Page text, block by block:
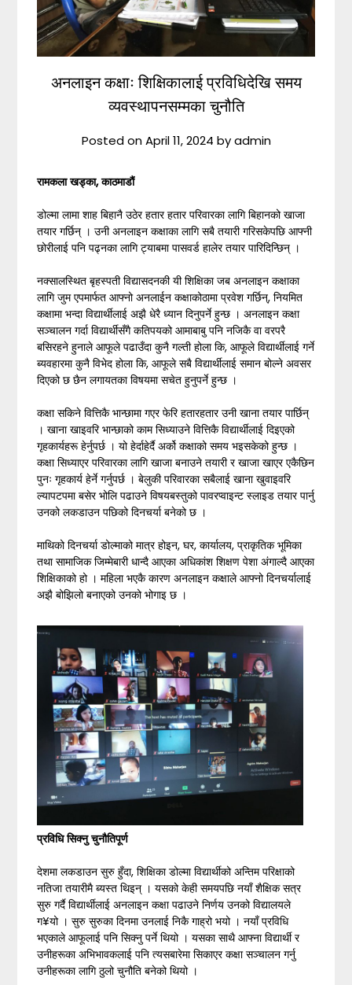
अनलाइन कक्षाः शिक्षिकालाई प्रविधिदेखि समय
व्यवस्थापनसम्मका चुनौति
Posted onApril 11, 2024 byadmin
रामकला खड्का,काठमाडौं
डोल्मा लामा शाह बिहानै उठेर हतार हतार परिवारका लागि बिहानको खाजा
तयार गर्छिन् । उनी अनलाइन कक्षाका लागि सबै तयारी गरिसकेपछि आफ्नी
छोरीलाई पनि पढ्नका लागि ट्याबमा पासवर्ड हालेर तयार पारिदिन्छिन् ।
नक्सालस्थित बृहस्पती विद्यासदनकी यी शिक्षिका जब अनलाइन कक्षाका
लागि जुम एपमार्फत आफ्नो अनलाईन कक्षाकोठामा प्रवेश गर्छिन्, नियमित
कक्षामा भन्दा विद्यार्थीलाई अझै धेरै ध्यान दिनुपर्ने हुन्छ । अनलाइन कक्षा
सञ्चालन गर्दा विद्यार्थीसँगै कतिपयको आमाबाबु पनि नजिकै वा वरपरै
बसिरहने हुनाले आफूले पढाउँदा कुनै गल्ती होला कि, आफूले विद्यार्थीलाई गर्ने
ब्यवहारमा कुनै विभेद होला कि, आफूले सबै विद्यार्थीलाई समान बोल्ने अवसर
दिएको छ छैन लगायतका विषयमा सचेत हुनुपर्ने हुन्छ ।
कक्षा सकिने वित्तिकै भान्छामा गएर फेरि हतारहतार उनी खाना तयार पार्छिन्
। खाना खाइवरि भान्छाको काम सिध्याउने वित्तिकै विद्यार्थीलाई दिइएको
गृहकार्यहरू हेर्नुपर्छ । यो हेर्दाहेर्दै अर्को कक्षाको समय भइसकेको हुन्छ ।
कक्षा सिध्याएर परिवारका लागि खाजा बनाउने तयारी र खाजा खाएर एकैछिन
पुनः गृहकार्य हेर्ने गर्नुपर्छ । बेलुकी परिवारका सबैलाई खाना खुवाइवरि
ल्यापटपमा बसेर भोलि पढाउने विषयबस्तुको पावरप्वाइन्ट स्लाइड तयार पार्नु
उनको लकडाउन पछिको दिनचर्या बनेको छ ।
माथिको दिनचर्या डोल्माको मात्र होइन, घर, कार्यालय, प्राकृतिक भूमिका
तथा सामाजिक जिम्मेबारी धान्दै आएका अधिकांश शिक्षण पेशा अंगाल्दै आएका
शिक्षिकाको हो । महिला भएकै कारण अनलाइन कक्षाले आफ्नो दिनचर्यालाई
अझै बोझिलो बनाएको उनको भोगाइ छ ।
प्रविधि सिक्नु चुनौतिपूर्ण
देशमा लकडाउन सुरु हुँदा, शिक्षिका डोल्मा विद्यार्थीको अन्तिम परिक्षाको
नतिजा तयारीमै ब्यस्त थिइन् । यसको केही समयपछि नयाँ शैक्षिक सत्र
सुरु गर्दै विद्यार्थीलाई अनलाइन कक्षा पढाउने निर्णय उनको विद्यालयले
ग¥यो । सुरु सुरुका दिनमा उनलाई निकै गाह्रो भयो । नयाँ प्रविधि
भएकाले आफूलाई पनि सिक्नु पर्ने थियो । यसका साथै आफ्ना विद्यार्थी र
उनीहरूका अभिभावकलाई पनि त्यसबारेमा सिकाएर कक्षा सञ्चालन गर्नु
उनीहरूका लागि ठुलो चुनौति बनेको थियो ।